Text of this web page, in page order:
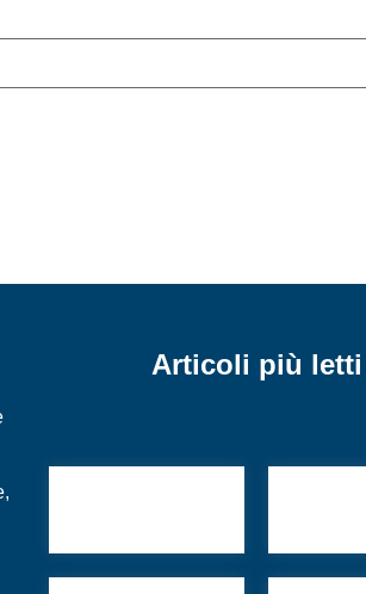
Articoli più letti